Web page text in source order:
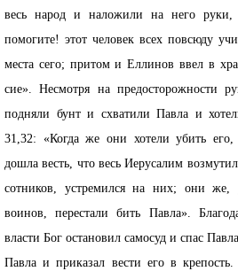
весь народ и наложили на него руки,
помогите! этот человек всех повсюду
места сего; притом и Еллинов ввел в
сие». Несмотря на предосторожности
подняли бунт и схватили Павла и
31,32: «Когда же они хотели убить его,
дошла весть, что весь Иерусалим
сотников, устремился на них; они же,
воинов, перестали бить Павла».
власти Бог остановил самосуд и спас
Павла и приказал вести его в